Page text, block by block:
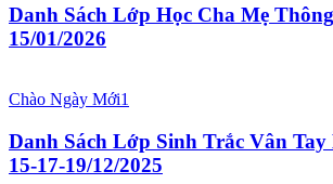
Danh Sách Lớp Học Cha Mẹ
15/01/2026
Chào Ngày Mới1
Danh Sách Lớp Sinh Trắc Vân Tay
15-17-19/12/2025